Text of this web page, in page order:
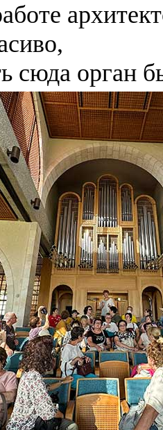
сюда орган